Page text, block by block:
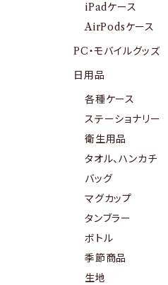
iPadケース
AirPodsケース
PC・モバイルグッズ
日用品
各種ケース
ステーショナリー
衛生用品
タオル、ハンカチ
バッグ
マグカップ
タンブラー
ボトル
季節商品
生地